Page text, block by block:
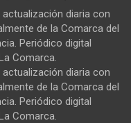
diaria con
de la Comarca del
Periódico digital
Comarca.
diaria con
de la Comarca del
Periódico digital
Comarca.